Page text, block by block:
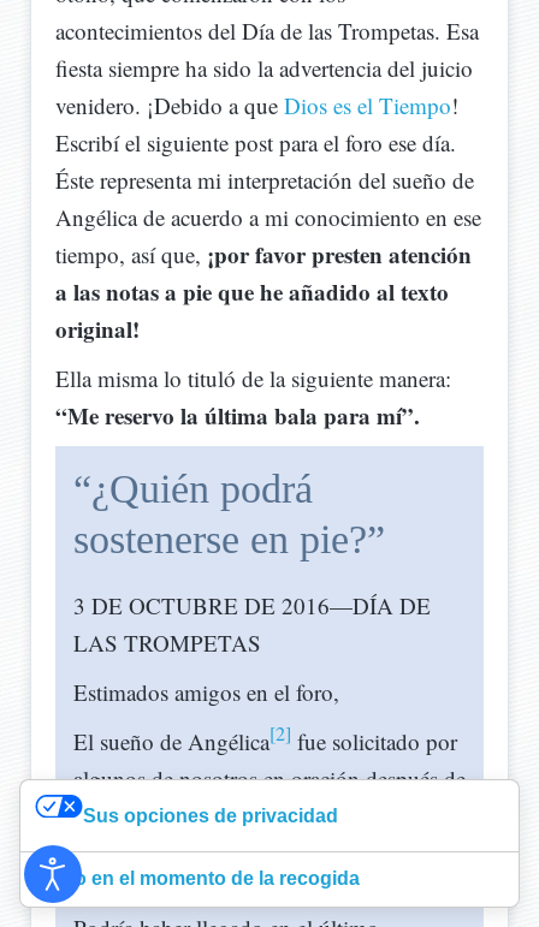
acontecimientos del Día de las Trompetas. Esa
fiesta siempre ha sido la advertencia del juicio
venidero. ¡Debido a que Dios es el Tiempo!
Escribí el siguiente post para el foro ese día.
Éste representa mi interpretación del sueño de
Angélica de acuerdo a mi conocimiento en ese
tiempo, así que, ¡por favor presten atención
a las notas a pie que he añadido al texto
original!
Ella misma lo tituló de la siguiente manera:
“Me reservo la última bala para mí”.
“¿Quién podrá
sostenerse en pie?”
3 DE OCTUBRE DE 2016—DÍA DE
LAS TROMPETAS
Estimados amigos en el foro,
El sueño de Angélica[2] fue solicitado por
algunos de nosotros en oración después de
la decepción de esa noche,[3]
una respuesta clara a muchas preguntas
que por algún tiempo yo mismo tenía.
Sus opciones de privacidad
Aviso en el momento de la recogida